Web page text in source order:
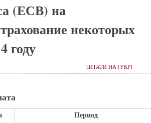
(ЕСВ) на
некоторых
году
ЧИТАТИ НА [УКР]
Период